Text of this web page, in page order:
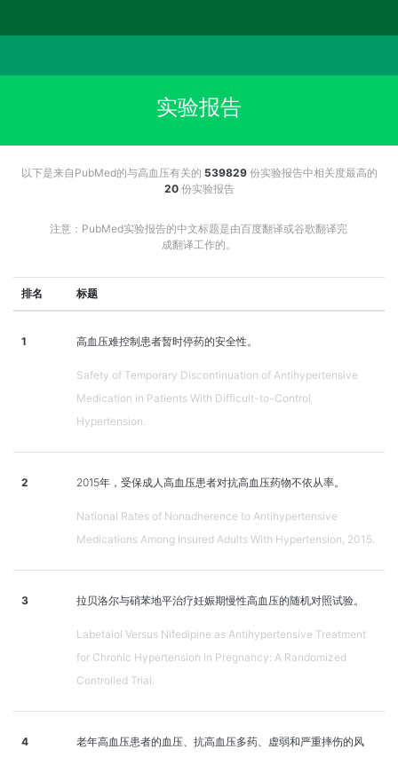
实验报告
以下是来自PubMed的与高血压有关的 539829份实验报告中相关度最高的
20份实验报告
注意：PubMed实验报告的中文标题是由百度翻译或谷歌翻译完
成翻译工作的。
排名 标题
1 高血压难控制患者暂时停药的安全性。
Safety of Temporary Discontinuation of Antihypertensive
Medication in Patients With Difficult-to-Control
Hypertension.
2 2015年，受保成人高血压患者对抗高血压药物不依从率。
National Rates of Nonadherence to Antihypertensive
Medications Among Insured Adults With Hypertension, 2015.
3 拉贝洛尔与硝苯地平治疗妊娠期慢性高血压的随机对照试验。
Labetalol Versus Nifedipine as Antihypertensive Treatment
for Chronic Hypertension in Pregnancy: A Randomized
Controlled Trial.
4
老年高血压患者的血压、抗高血压多药、虚弱和严重摔伤的风